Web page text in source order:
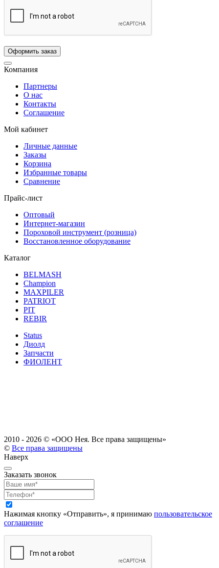
Компания
Партнеры
О нас
Контакты
Соглашение
Мой кабинет
Личные данные
Заказы
Корзина
Избранные товары
Сравнение
Прайс-лист
Оптовый
Интернет-магазин
Пороховой инструмент (розница)
Восстановленное оборудование
Каталог
BELMASH
Champion
MAXPILER
PATRIOT
PIT
REBIR
Status
Диолд
Запчасти
ФИОЛЕНТ
2010 - 2026 © «ООО Нея. Все права защищены»
© Все права защищены
Наверх
Заказать звонок
Нажимая кнопку «Отправить», я принимаю пользовательское
соглашение